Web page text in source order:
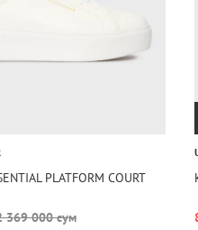
PLATFORM COURT
369 000 сум